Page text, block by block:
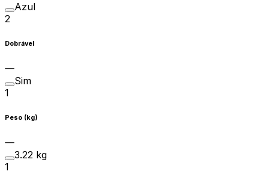
Azul
2
Dobrável
Sim
1
Peso (kg)
3.22 kg
1